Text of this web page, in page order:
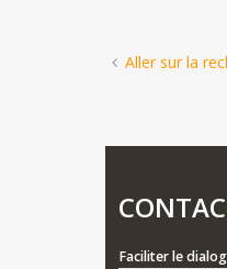
Aller sur la
Faciliter le